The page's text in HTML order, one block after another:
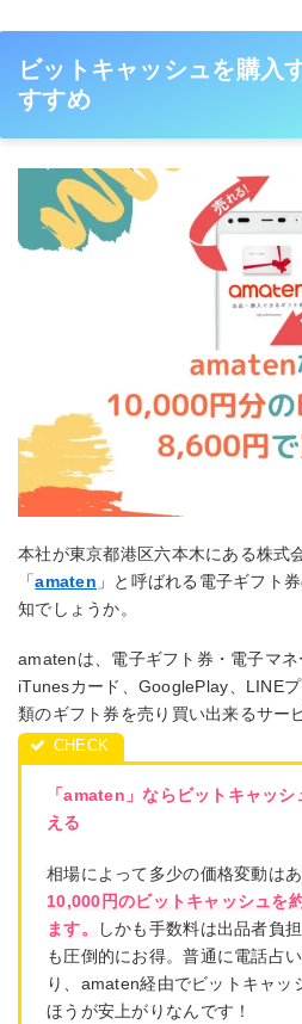
ビットキャッシュを購入
すすめ
本社が東京都港区六本木にある株式
「amaten 」と呼ばれる電子ギフト
知でしょうか。
amatenは、電子ギフト券・電子マネ
iTunesカード、GooglePlay、LINE
類のギフト券を売り買い出来るサー
「amaten」ならビットキャッ
える
相場によって多少の価格変動はあ
10,000円のビットキャッシュを
ます。
しかも手数料は出品者負
も圧倒的にお得。普通に電話占
り、amaten経由でビットキャッ
ほうが安上がりなんです！